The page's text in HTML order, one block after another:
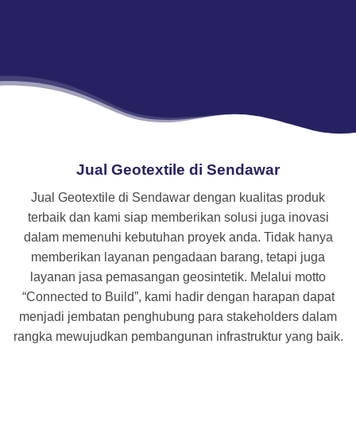
Jual Geotextile di Sendawar
Jual Geotextile di Sendawar dengan kualitas produk
terbaik dan kami siap memberikan solusi juga inovasi
dalam memenuhi kebutuhan proyek anda. Tidak hanya
memberikan layanan pengadaan barang, tetapi juga
layanan jasa pemasangan geosintetik. Melalui motto
“Connected to Build”, kami hadir dengan harapan dapat
menjadi jembatan penghubung para stakeholders dalam
rangka mewujudkan pembangunan infrastruktur yang baik.